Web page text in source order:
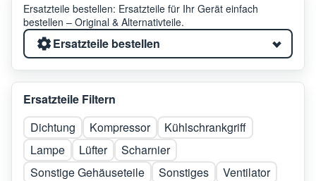
Ersatzteile bestellen: Ersatzteile für Ihr Gerät einfach
bestellen – Original & Alternativteile.
Ersatzteile bestellen
Ersatzteile Filtern
Dichtung
Kompressor
Kühlschrankgriff
Lampe
Lüfter
Scharnier
Sonstige Gehäuseteile
Sonstiges Ventilator